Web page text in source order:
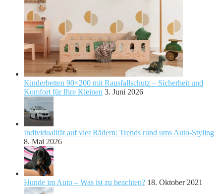
Kinderbetten 90×200 mit Rausfallschutz – Sicherheit und
Komfort für Ihre Kleinen 3. Juni 2026
Individualität auf vier Rädern: Trends rund ums Auto-Styling
8. Mai 2026
Hunde im Auto – Was ist zu beachten? 18. Oktober 2021